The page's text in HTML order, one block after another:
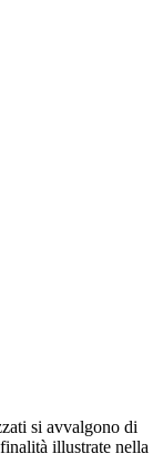
si avvalgono di
illustrate nella